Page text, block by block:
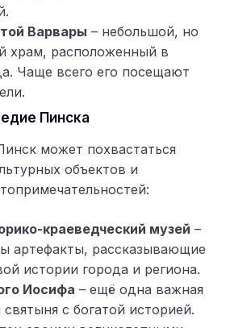
Варвары – небольшой, но
храм, расположенный в
Чаще всего его посещают
Пинска
может похвастаться
объектов и
краеведческий музей –
артефакты, рассказывающие
истории города и региона.
Иосифа – ещё одна важная
святыня с богатой историей.